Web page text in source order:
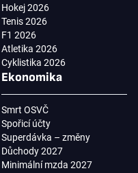
Hokej 2026
Tenis 2026
F1 2026
Atletika 2026
Cyklistika 2026
Ekonomika
Smrt OSVČ
Spořicí účty
Superdávka – změny
Důchody 2027
Minimální mzda 2027